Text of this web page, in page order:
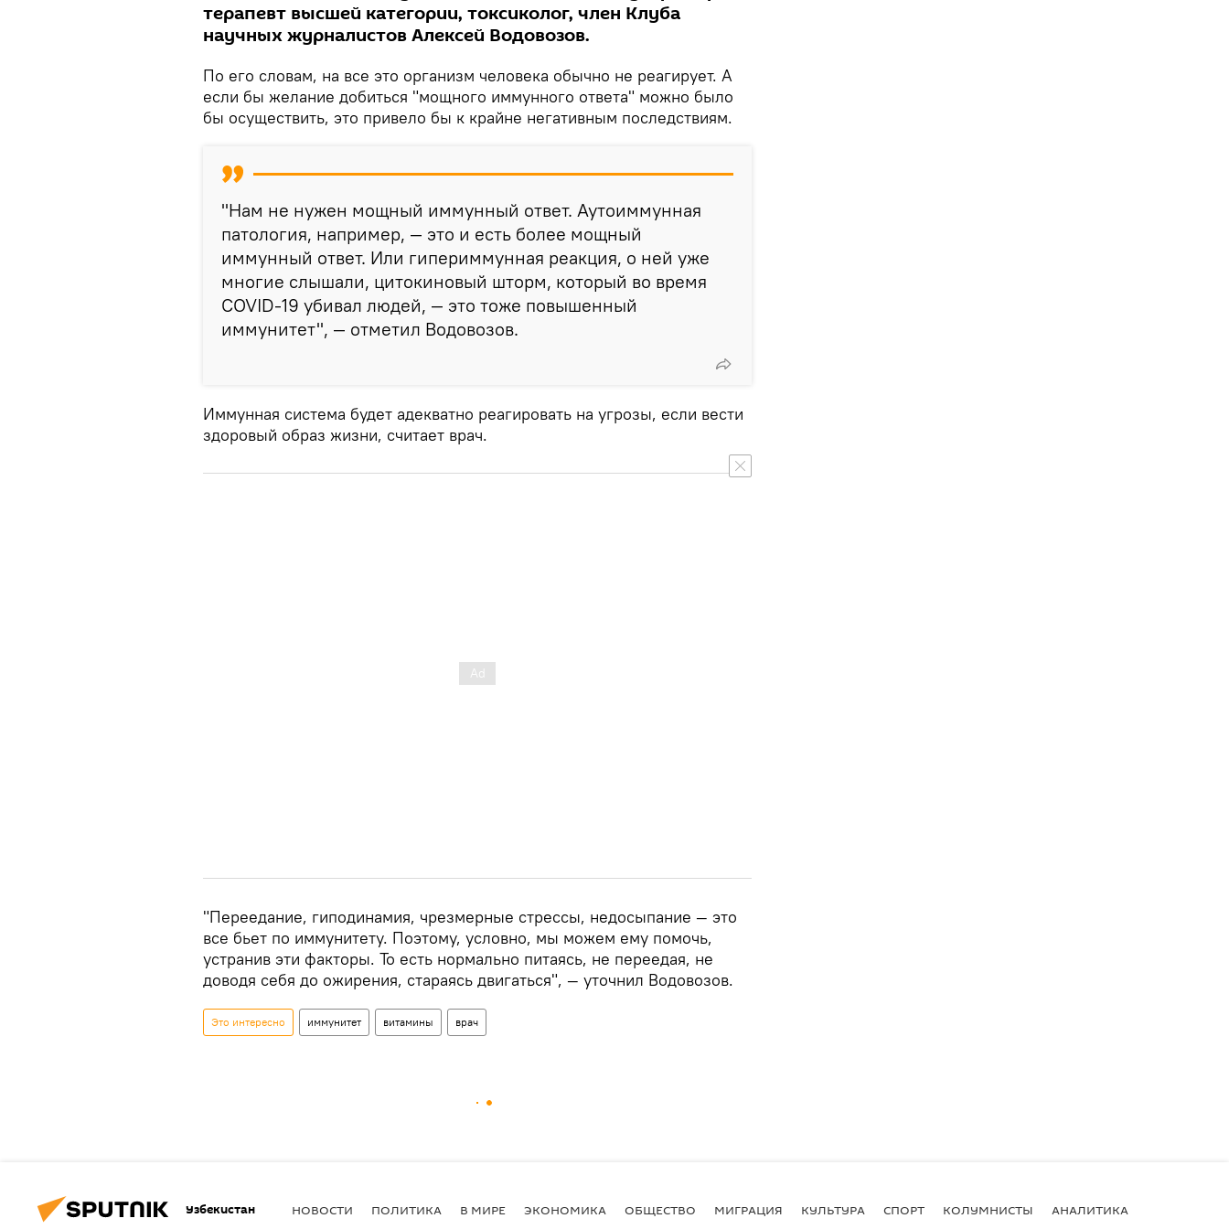
терапевт высшей категории, токсиколог, член Клуба
научных журналистов Алексей Водовозов.
По его словам, на все это организм человека обычно не реагирует. А
если бы желание добиться "мощного иммунного ответа" можно было
бы осуществить, это привело бы к крайне негативным последствиям.
"Нам не нужен мощный иммунный ответ. Аутоиммунная
патология, например, — это и есть более мощный
иммунный ответ. Или гипериммунная реакция, о ней уже
многие слышали, цитокиновый шторм, который во время
COVID-19 убивал людей, — это тоже повышенный
иммунитет", — отметил Водовозов.
Иммунная система будет адекватно реагировать на угрозы, если вести
здоровый образ жизни, считает врач.
"Переедание, гиподинамия, чрезмерные стрессы, недосыпание — это
все бьет по иммунитету. Поэтому, условно, мы можем ему помочь,
устранив эти факторы. То есть нормально питаясь, не переедая, не
доводя себя до ожирения, стараясь двигаться", — уточнил Водовозов.
Это интересно иммунитет витамины врач
Узбекистан НОВОСТИ ПОЛИТИКА В МИРЕ ЭКОНОМИКА ОБЩЕСТВО МИГРАЦИЯ КУЛЬТУРА СПОРТ КОЛУМНИСТЫ АНАЛИТИКА